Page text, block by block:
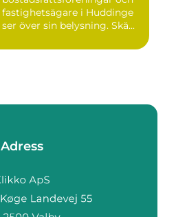
fastighetsägare i Huddinge
ser över sin belysning. Skä...
Adress